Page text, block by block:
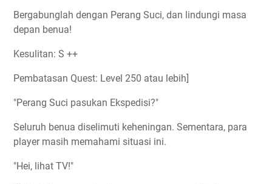
Bergabunglah dengan Perang Suci, dan lindungi masa
depan benua!
Kesulitan: S ++
Pembatasan Quest: Level 250 atau lebih]
"Perang Suci pasukan Ekspedisi?"
Seluruh benua diselimuti keheningan. Sementara, para
player masih memahami situasi ini.
"Hei, lihat TV!"